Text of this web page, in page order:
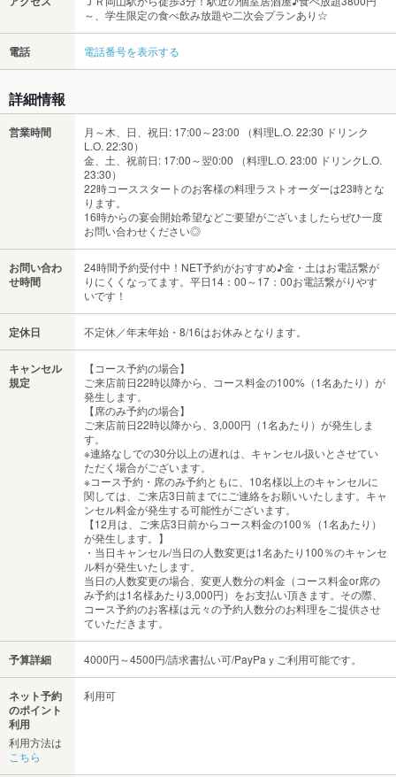
～、学生限定の食べ飲み放題や二次会プランあり☆
電話 電話番号を表示する
詳細情報
営業時間
月～木、日、祝日: 17:00～23:00 （料理L.O. 22:30 ドリンク
L.O. 22:30）
金、土、祝前日: 17:00～翌0:00 （料理L.O. 23:00 ドリンクL.O.
23:30）
22時コーススタートのお客様の料理ラストオーダーは23時とな
ります。
16時からの宴会開始希望などご要望がございましたらぜひ一度
お問い合わせください◎
お問い合わ
せ時間
24時間予約受付中！NET予約がおすすめ♪金・土はお電話繋が
りにくくなってます。平日14：00～17：00お電話繋がりやす
いです！
定休日 不定休／年末年始・8/16はお休みとなります。
キャンセル
規定
【コース予約の場合】
ご来店前日22時以降から、コース料金の100%（1名あたり）が
発生します。
【席のみ予約の場合】
ご来店前日22時以降から、3,000円（1名あたり）が発生しま
す。
※連絡なしでの30分以上の遅れは、キャンセル扱いとさせてい
ただく場合がございます。
※コース予約・席のみ予約ともに、10名様以上のキャンセルに
関しては、ご来店3日前までにご連絡をお願いいたします。キャ
ンセル料金が発生する可能性がございます。
【12月は、ご来店3日前からコース料金の100％（1名あたり）
が発生します。】
・当日キャンセル/当日の人数変更は1名あたり100％のキャンセ
ル料が発生いたします。
当日の人数変更の場合、変更人数分の料金（コース料金or席の
み予約は1名様あたり3,000円）をお支払い頂きます。その際、
コース予約のお客様は元々の予約人数分のお料理をご提供させ
ていただきます。
予算詳細 4000円～4500円/請求書払い可/PayPaｙご利用可能です。
ネット予約
のポイント
利用
利用方法は
こちら
利用可